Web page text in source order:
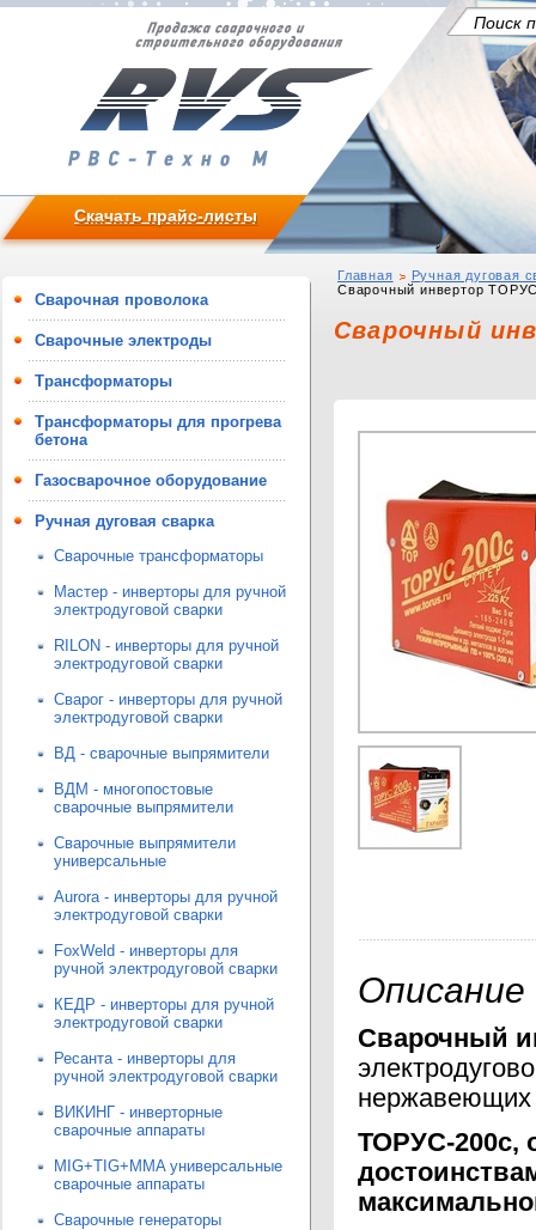
Скачать прайс-листы
Сварочная проволока
Сварочные электроды
Трансформаторы
Трансформаторы для прогрева
бетона
Газосварочное оборудование
Ручная дуговая сварка
Сварочные трансформаторы
Мастер - инверторы для ручной
электродуговой сварки
RILON - инверторы для ручной
электродуговой сварки
Сварог - инверторы для ручной
электродуговой сварки
ВД - сварочные выпрямители
ВДМ - многопостовые
сварочные выпрямители
Сварочные выпрямители
универсальные
Aurora - инверторы для ручной
электродуговой сварки
FoxWeld - инверторы для
ручной электродуговой сварки
КЕДР - инверторы для ручной
электродуговой сварки
Ресанта - инверторы для
ручной электродуговой сварки
ВИКИНГ - инверторные
сварочные аппараты
MIG+TIG+MMA универсальные
сварочные аппараты
Сварочные генераторы
Главная
Ручная дуговая
Сварочный инвертор
Сварочный
Описание
Сварочный
нержавеющих
ТОРУС-200с,